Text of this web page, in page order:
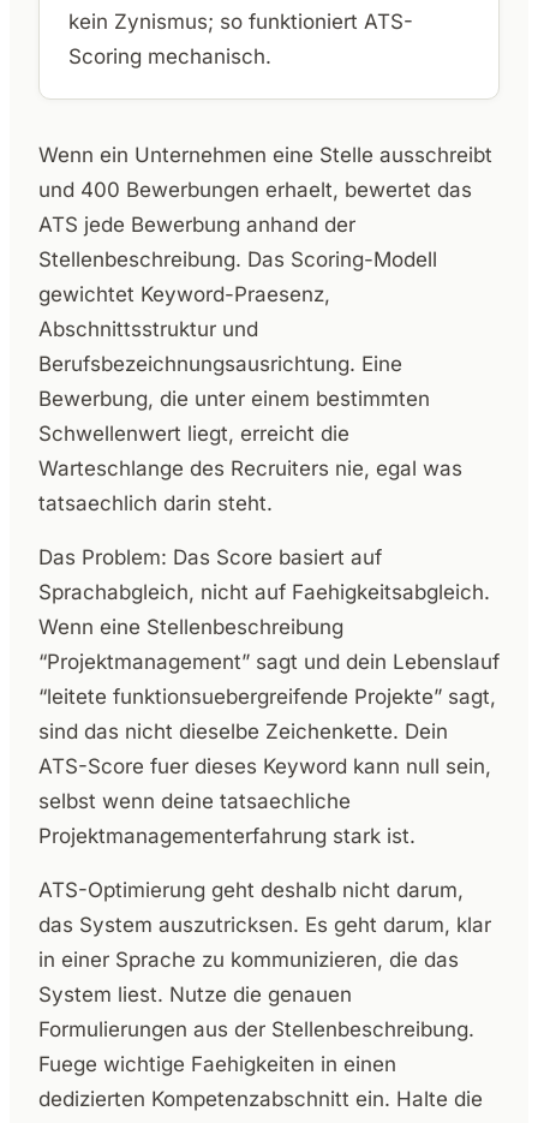
kein Zynismus; so funktioniert ATS-
Scoring mechanisch.
Wenn ein Unternehmen eine Stelle ausschreibt
und 400 Bewerbungen erhaelt, bewertet das
ATS jede Bewerbung anhand der
Stellenbeschreibung. Das Scoring-Modell
gewichtet Keyword-Praesenz,
Abschnittsstruktur und
Berufsbezeichnungsausrichtung. Eine
Bewerbung, die unter einem bestimmten
Schwellenwert liegt, erreicht die
Warteschlange des Recruiters nie, egal was
tatsaechlich darin steht.
Das Problem: Das Score basiert auf
Sprachabgleich, nicht auf Faehigkeitsabgleich.
Wenn eine Stellenbeschreibung
“Projektmanagement” sagt und dein Lebenslauf
“leitete funktionsuebergreifende Projekte” sagt,
sind das nicht dieselbe Zeichenkette. Dein
ATS-Score fuer dieses Keyword kann null sein,
selbst wenn deine tatsaechliche
Projektmanagementerfahrung stark ist.
ATS-Optimierung geht deshalb nicht darum,
das System auszutricksen. Es geht darum, klar
in einer Sprache zu kommunizieren, die das
System liest. Nutze die genauen
Formulierungen aus der Stellenbeschreibung.
Fuege wichtige Faehigkeiten in einen
dedizierten Kompetenzabschnitt ein. Halte die